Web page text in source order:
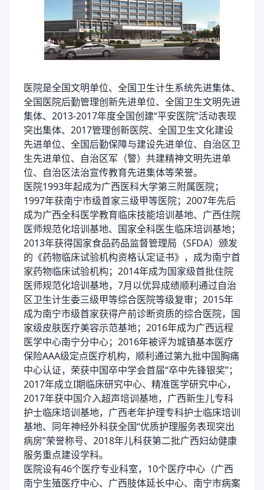
医院是全国文明单位、全国卫生计生系统先进集体、
全国医院后勤管理创新先进单位、全国卫生文明先进
集体、2013-2017年度全国创建“平安医院”活动表现
突出集体、2017管理创新医院、全国卫生文化建设
先进单位、全国后勤保障与建设先进单位、自治区卫
生先进单位、自治区军（警）共建精神文明先进单
位、自治区法治宣传教育先进集体等荣誉。
医院1993年起成为广西医科大学第三附属医院；
1997年获南宁市级首家三级甲等医院；2007年先后
成为广西全科医学教育临床技能培训基地、广西住院
医师规范化培训基地、国家全科医生临床培训基地；
2013年获得国家食品药品监督管理局（SFDA）颁发
的《药物临床试验机构资格认定证书》，成为南宁首
家药物临床试验机构；2014年成为国家级首批住院
医师规范化培训基地，7月以优异成绩顺利通过自治
区卫生计生委三级甲等综合医院等级复审；2015年
成为南宁市级首家获得产前诊断资质的综合医院，国
家级皮肤医疗美容示范基地；2016年成为广西远程
医学中心南宁分中心；2016年被评为城镇基本医疗
保险AAA级定点医疗机构，顺利通过第九批中国胸痛
中心认证，荣获中国卒中学会首届“卒中先锋银奖”；
2017年成立I期临床研究中心、精准医学研究中心，
2017年获中国介入超声培训基地，广西新生儿专科
护士临床培训基地，广西老年护理专科护士临床培训
基地、同年神经外科获全国“优质护理服务表现突出
病房”荣誉称号、2018年儿科获第二批广西妇幼健康
服务重点建设学科。
医院设有46个医疗专业科室，10个医疗中心（广西
南宁生殖医疗中心、广西肢体延长中心、南宁市病案